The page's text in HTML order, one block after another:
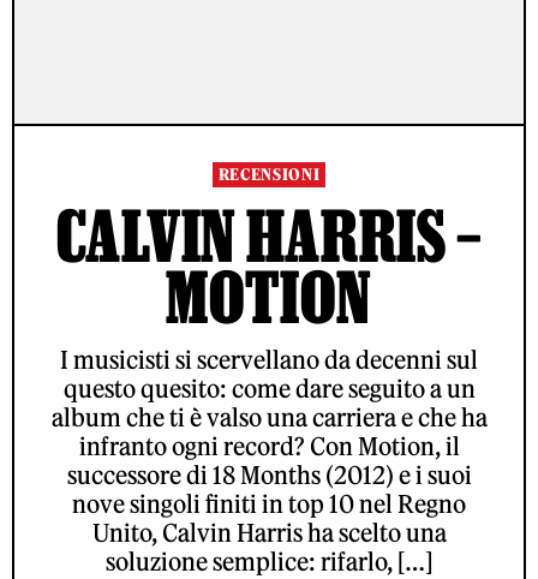
RECENSIONI
CALVIN HARRIS –
MOTION
I musicisti si scervellano da decenni sul
questo quesito: come dare seguito a un
album che ti è valso una carriera e che ha
infranto ogni record? Con Motion, il
successore di 18 Months (2012) e i suoi
nove singoli finiti in top 10 nel Regno
Unito, Calvin Harris ha scelto una
soluzione semplice: rifarlo, […]